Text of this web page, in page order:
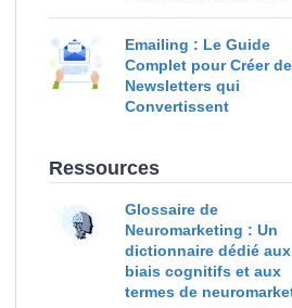
Emailing : Le Guide
Complet pour Créer
Newsletters qui
Convertissent
Ressources
Glossaire de
Neuromarketing : Un
dictionnaire dédié aux
biais cognitifs et aux
termes de